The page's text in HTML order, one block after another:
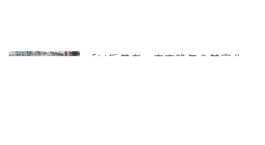
「以房養老」安享晚年？其實非